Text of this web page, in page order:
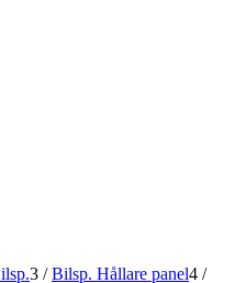
3 / Bilsp. Hållare panel4 /